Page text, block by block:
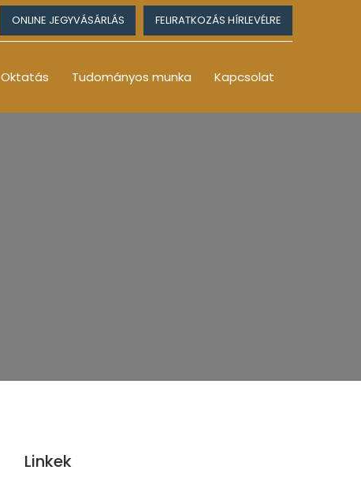
ONLINE JEGYVÁSÁRLÁS FELIRATKOZÁS HÍRLEVÉLRE
Oktatás Tudományos munka Kapcsolat
Linkek